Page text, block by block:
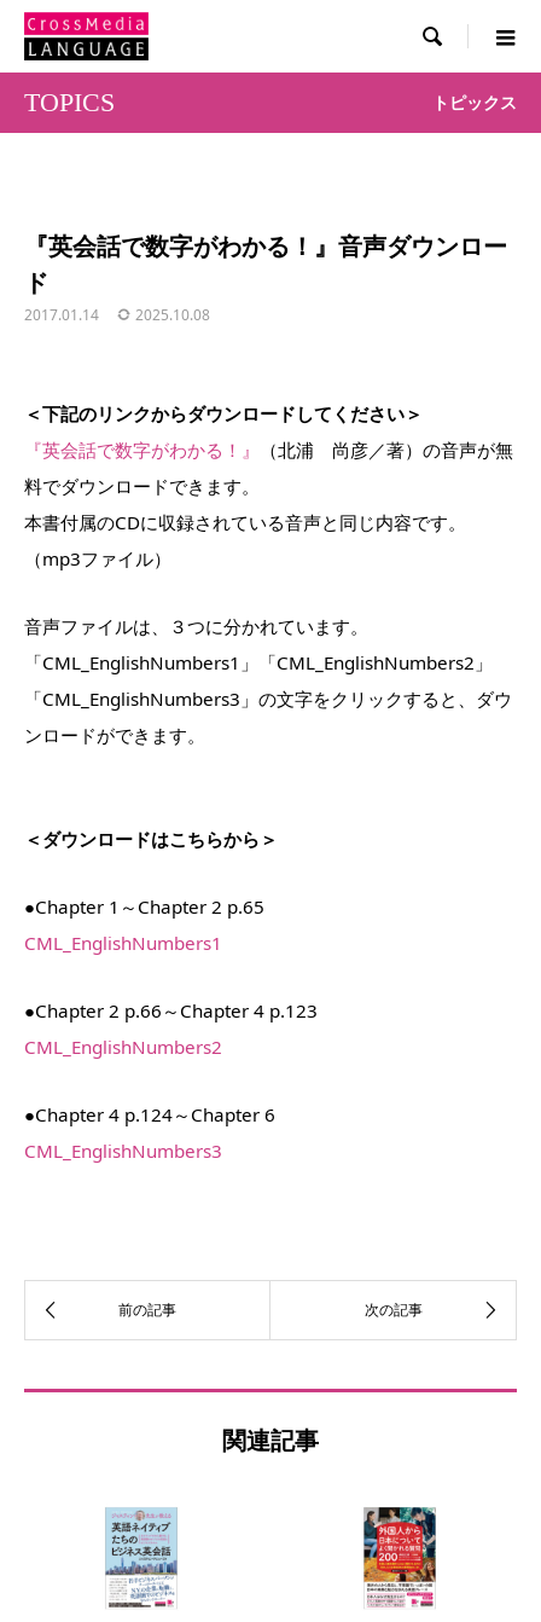

TOPICS トピックス
『英会話で数字がわかる！』音声ダウンロー
ド
2017.01.14 2025.10.08
＜下記のリンクからダウンロードしてください＞
『英会話で数字がわかる！』
（北浦 尚彦／著）の音声が無
料でダウンロードできます。
本書付属のCDに収録されている音声と同じ内容です。
（mp3ファイル）
音声ファイルは、３つに分かれています。
「CML_EnglishNumbers1」「CML_EnglishNumbers2」
「CML_EnglishNumbers3」の文字をクリックすると、ダウ
ンロードができます。
＜ダウンロードはこちらから＞
●Chapter 1～Chapter 2 p.65
CML_EnglishNumbers1
●Chapter 2 p.66～Chapter 4 p.123
CML_EnglishNumbers2
●Chapter 4 p.124～Chapter 6
CML_EnglishNumbers3
関連記事